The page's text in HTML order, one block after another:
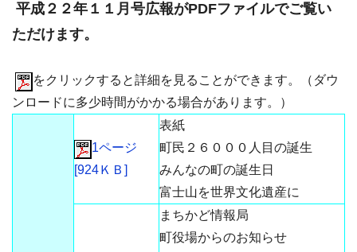
平成２２年１１月号広報がPDFファイルでご覧い
ただけます。
をクリックすると詳細を見ることができます。（ダウ
ンロードに多少時間がかかる場合があります。）
1ページ
[924ＫＢ]
表紙
町民２６０００人目の誕生
みんなの町の誕生日
富士山を世界文化遺産に
まちかど情報局
町役場からのお知らせ